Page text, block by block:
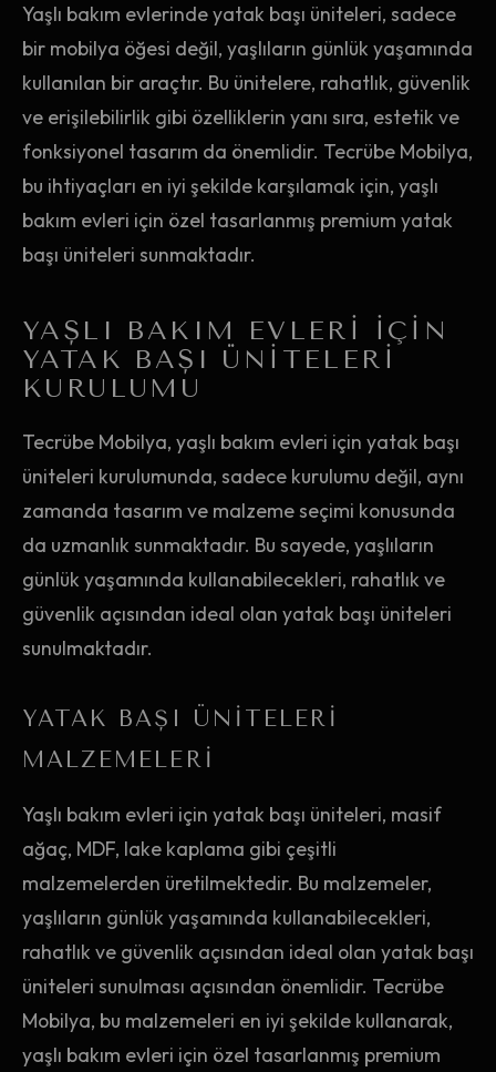
Yaşlı bakım evlerinde yatak başı üniteleri, sadece
bir mobilya öğesi değil, yaşlıların günlük yaşamında
kullanılan bir araçtır. Bu ünitelere, rahatlık, güvenlik
ve erişilebilirlik gibi özelliklerin yanı sıra, estetik ve
fonksiyonel tasarım da önemlidir. Tecrübe Mobilya,
bu ihtiyaçları en iyi şekilde karşılamak için, yaşlı
bakım evleri için özel tasarlanmış premium yatak
başı üniteleri sunmaktadır.
YAŞLI BAKIM EVLERI İÇIN
YATAK BAŞI ÜNITELERI
KURULUMU
Tecrübe Mobilya, yaşlı bakım evleri için yatak başı
üniteleri kurulumunda, sadece kurulumu değil, aynı
zamanda tasarım ve malzeme seçimi konusunda
da uzmanlık sunmaktadır. Bu sayede, yaşlıların
günlük yaşamında kullanabilecekleri, rahatlık ve
güvenlik açısından ideal olan yatak başı üniteleri
sunulmaktadır.
YATAK BAŞI ÜNITELERI
MALZEMELERI
Yaşlı bakım evleri için yatak başı üniteleri, masif
ağaç, MDF, lake kaplama gibi çeşitli
malzemelerden üretilmektedir. Bu malzemeler,
yaşlıların günlük yaşamında kullanabilecekleri,
rahatlık ve güvenlik açısından ideal olan yatak başı
üniteleri sunulması açısından önemlidir. Tecrübe
Mobilya, bu malzemeleri en iyi şekilde kullanarak,
yaşlı bakım evleri için özel tasarlanmış premium